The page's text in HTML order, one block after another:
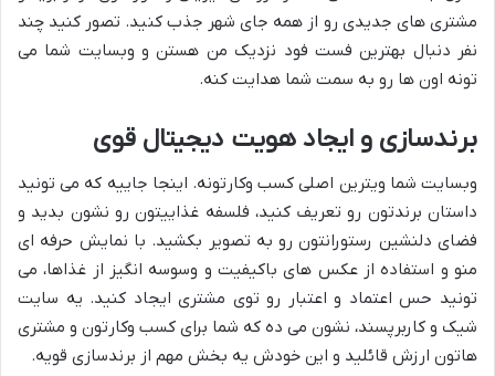
مشتری های جدیدی رو از همه جای شهر جذب کنید. تصور کنید چند
نفر دنبال بهترین فست فود نزدیک من هستن و وبسایت شما می
تونه اون ها رو به سمت شما هدایت کنه.
برندسازی و ایجاد هویت دیجیتال قوی
وبسایت شما ویترین اصلی کسب وکارتونه. اینجا جاییه که می تونید
داستان برندتون رو تعریف کنید، فلسفه غذاییتون رو نشون بدید و
فضای دلنشین رستورانتون رو به تصویر بکشید. با نمایش حرفه ای
منو و استفاده از عکس های باکیفیت و وسوسه انگیز از غذاها، می
تونید حس اعتماد و اعتبار رو توی مشتری ایجاد کنید. یه سایت
شیک و کاربرپسند، نشون می ده که شما برای کسب وکارتون و مشتری
هاتون ارزش قائلید و این خودش یه بخش مهم از برندسازی قویه.